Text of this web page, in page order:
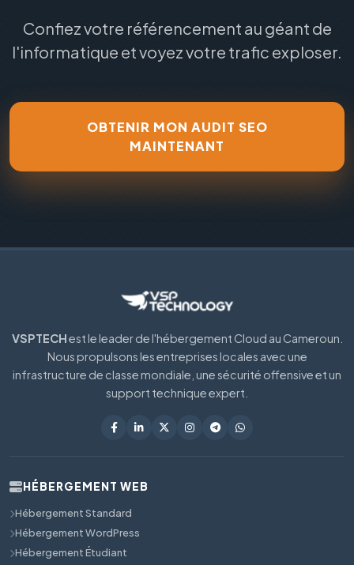
Confiez votre référencement au géant de
l'informatique et voyez votre trafic exploser.
OBTENIR MON AUDIT SEO
MAINTENANT
VSPTECHest le leader de l'hébergement Cloud au Cameroun.
Nous propulsons les entreprises locales avec une
infrastructure de classe mondiale, une sécurité offensive et un
support technique expert.
HÉBERGEMENT WEB
Hébergement Standard
Hébergement WordPress
Hébergement Étudiant